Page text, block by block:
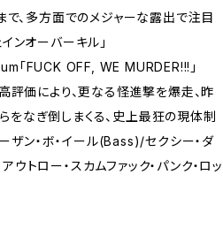
、多方面でのメジャーな露出で注目
ンオーバーキル」
FUCK OFF, WE MURDER!!!」
価により、更なる怪進撃を爆走、昨
をなぎ倒しまくる、史上最狂の現体制
ン・ボ・イール(Bass)/セクシー・ダ
トロー・スカムファック・パンク・ロッ